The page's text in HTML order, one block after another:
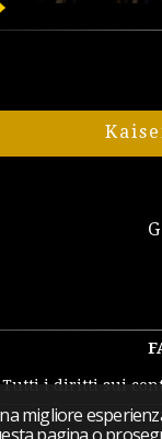
migliore
i diritti sui